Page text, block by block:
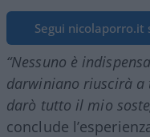
Segui nicolaporro.it
“Nessuno è
darwiniano riuscirà a
darò tutto il mio
conclude